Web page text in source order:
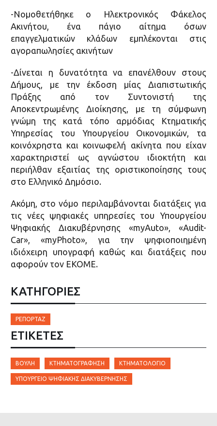
-Νομοθετήθηκε ο Ηλεκτρονικός Φάκελος
Ακινήτου, ένα πάγιο αίτημα όσων
επαγγελματικών κλάδων εμπλέκονται στις
αγοραπωλησίες ακινήτων
-Δίνεται η δυνατότητα να επανέλθουν στους
Δήμους, με την έκδοση μίας Διαπιστωτικής
Πράξης από τον Συντονιστή της
Αποκεντρωμένης Διοίκησης, με τη σύμφωνη
γνώμη της κατά τόπο αρμόδιας Κτηματικής
Υπηρεσίας του Υπουργείου Οικονομικών, τα
κοινόχρηστα και κοινωφελή ακίνητα που είχαν
χαρακτηριστεί ως αγνώστου ιδιοκτήτη και
περιήλθαν εξαιτίας της οριστικοποίησης τους
στο Ελληνικό Δημόσιο.
Ακόμη, στο νόμο περιλαμβάνονται διατάξεις για
τις νέες ψηφιακές υπηρεσίες του Υπουργείου
Ψηφιακής Διακυβέρνησης «myAuto», «Audit-
Car», «myPhoto», για την ψηφιοποιημένη
ιδιόχειρη υπογραφή καθώς και διατάξεις που
αφορούν τον ΕΚΟΜΕ.
ΚΑΤΗΓΟΡΙΕΣ
ΡΕΠΟΡΤΆΖ
ΕΤΙΚΈΤΕΣ
ΒΟΥΛΉ ΚΤΗΜΑΤΟΓΡΆΦΗΣΗ ΚΤΗΜΑΤΟΛΌΓΙΟ
ΥΠΟΥΡΓΕΊΟ ΨΗΦΙΑΚΉΣ ΔΙΑΚΥΒΈΡΝΗΣΗΣ